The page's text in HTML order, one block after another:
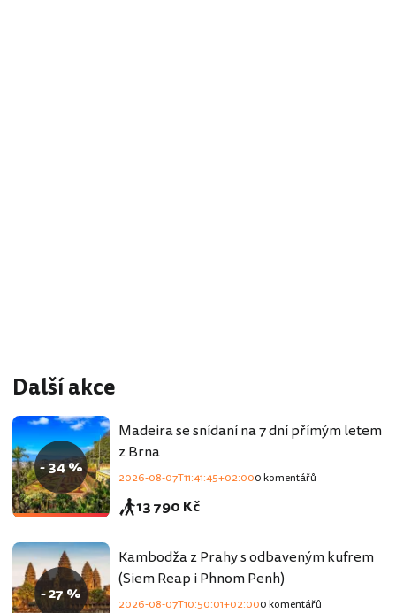
Další akce
- 34 %
Madeira se snídaní na 7 dní přímým letem
z Brna
2026-08-07T11:41:45+02:000 komentářů
13 790 Kč
- 27 %
Kambodža z Prahy s odbaveným kufrem
(Siem Reap i Phnom Penh)
2026-08-07T10:50:01+02:000 komentářů